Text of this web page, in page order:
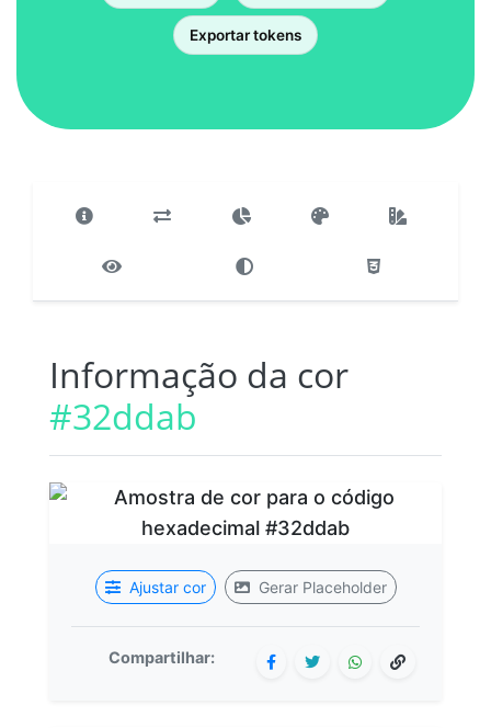
Exportar tokens
Informação da cor
#32ddab
Ajustar cor Gerar Placeholder
Compartilhar: